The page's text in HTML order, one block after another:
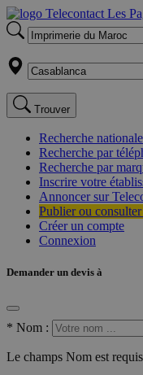
Trouver
Recherche nationale
Recherche par
Recherche par
Inscrire votre
Annoncer sur
Publier ou
Créer un compte
Connexion
Demander un devis à
* Nom :
Le champs Nom est requis